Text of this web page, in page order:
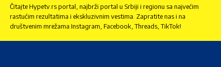
Čitajte Hypetv.rs portal, najbrži portal u Srbiji i regionu sa najvećim
rastućim rezultatima i ekskluzivnim vestima. Zapratite nas i na
društvenim mrežama Instagram, Facebook, Threads, TikTok!